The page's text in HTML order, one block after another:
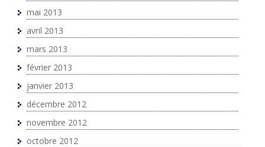
mai 2013
avril 2013
mars 2013
février 2013
janvier 2013
décembre 2012
novembre 2012
octobre 2012